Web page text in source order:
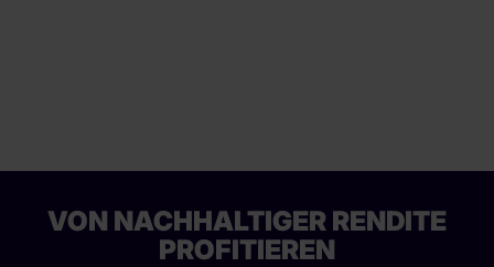
VON NACHHALTIGER RENDITE
PROFITIEREN